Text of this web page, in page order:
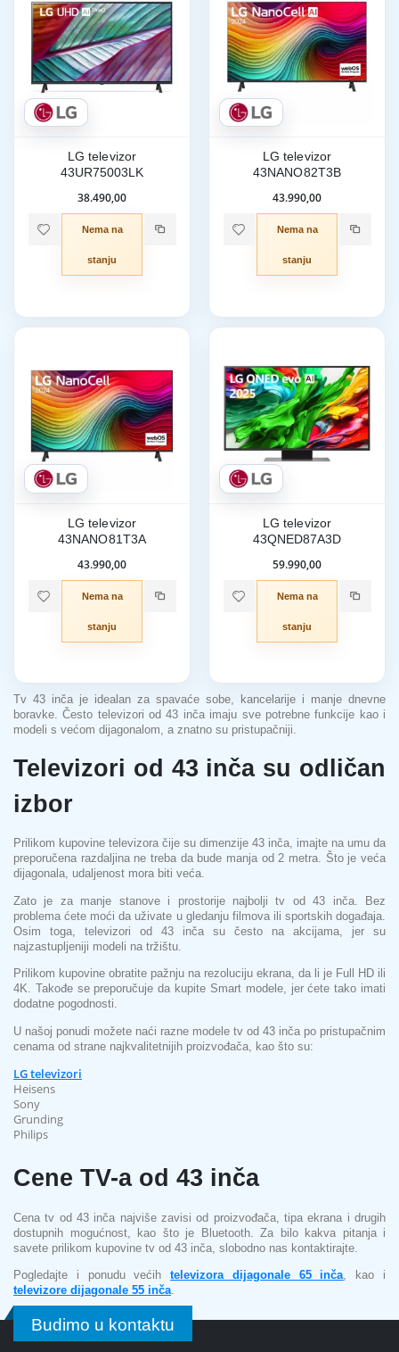
LG televizor
43UR75003LK
38.490,00
Nema na
stanju
LG televizor
43NANO82T3B
43.990,00
Nema na
stanju
LG televizor
43NANO81T3A
43.990,00
Nema na
stanju
LG televizor
43QNED87A3D
59.990,00
Nema na
stanju
Tv 43 inča je idealan za spavaće sobe, kancelarije i manje dnevne
boravke. Često televizori od 43 inča imaju sve potrebne funkcije kao i
modeli s većom dijagonalom, a znatno su pristupačniji.
Televizori od 43 inča su odličan
izbor
Prilikom kupovine televizora čije su dimenzije 43 inča, imajte na umu da
preporučena razdaljina ne treba da bude manja od 2 metra. Što je veća
dijagonala, udaljenost mora biti veća.
Zato je za manje stanove i prostorije najbolji tv od 43 inča. Bez
problema ćete moći da uživate u gledanju filmova ili sportskih događaja.
Osim toga, televizori od 43 inča su često na akcijama, jer su
najzastupljeniji modeli na tržištu.
Prilikom kupovine obratite pažnju na rezoluciju ekrana, da li je Full HD ili
4K. Takođe se preporučuje da kupite Smart modele, jer ćete tako imati
dodatne pogodnosti.
U našoj ponudi možete naći razne modele tv od 43 inča po pristupačnim
cenama od strane najkvalitetnijih proizvođača, kao što su:
LG televizori
Heisens
Sony
Grunding
Philips
Cene TV-a od 43 inča
Cena tv od 43 inča najviše zavisi od proizvođača, tipa ekrana i drugih
dostupnih mogućnost, kao što je Bluetooth. Za bilo kakva pitanja i
savete prilikom kupovine tv od 43 inča, slobodno nas kontaktirajte.
Pogledajte i ponudu većihtelevizora dijagonale 65 inča, kao i
televizore dijagonale 55 inča.
Budimo u kontaktu